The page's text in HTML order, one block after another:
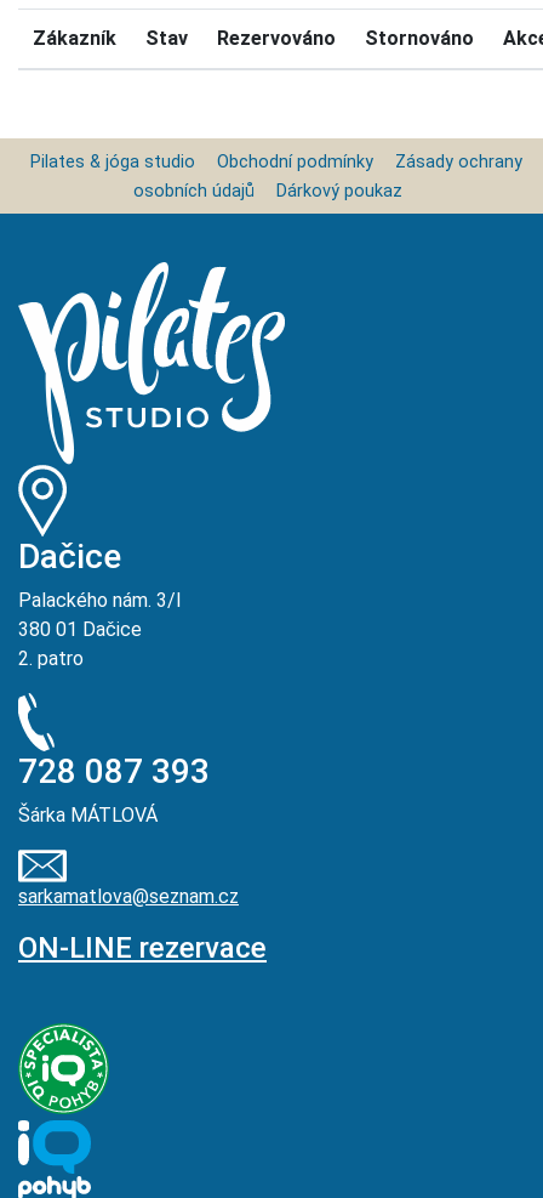
Zákazník Stav Rezervováno Stornováno
Pilates & jóga studio Obchodní podmínky
Zásady ochrany
osobních údajů
Dárkový poukaz
Dačice
Palackého nám. 3/I
380 01 Dačice
2. patro
728 087 393
Šárka MÁTLOVÁ
sarkamatlova@seznam.cz
ON-LINE rezervace